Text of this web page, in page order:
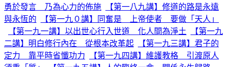
勇於發言 乃為心力的佈施
【第一八九講】修道的路是永遠
與永恆的
【第一九０講】同奮是 上帝使者 要做「天人」
【第一九一講】以出世心行入世道 化人間為淨土
【第一九
二講】明白修行內在 從根本改革起
【第一九三講】君子的
定力 靠平時省懺功力
【第一九四講】維護教格 引渡原人